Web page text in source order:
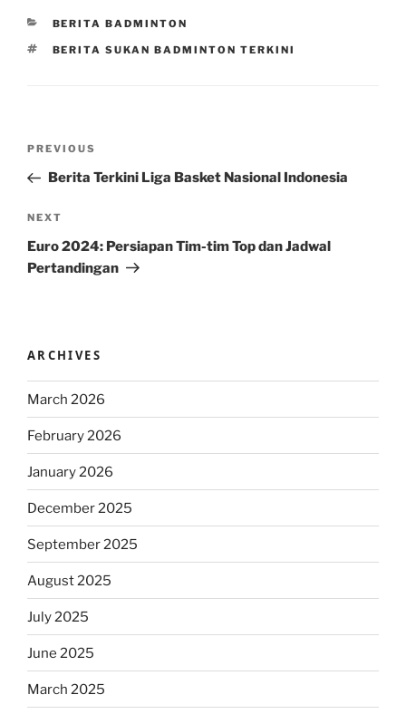
CATEGORIES
BERITA BADMINTON
TAGS
BERITA SUKAN BADMINTON TERKINI
Previous
Post
PREVIOUS
Berita Terkini Liga Basket Nasional Indonesia
Next
Post
NEXT
Euro 2024: Persiapan Tim-tim Top dan Jadwal
Pertandingan
ARCHIVES
March 2026
February 2026
January 2026
December 2025
September 2025
August 2025
July 2025
June 2025
March 2025